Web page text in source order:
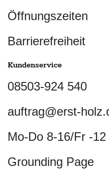
Öffnungszeiten
Barrierefreiheit
Kundenservice
08503-924 540
auftrag@erst-
Mo-Do 8-16/Fr -12
Grounding Page